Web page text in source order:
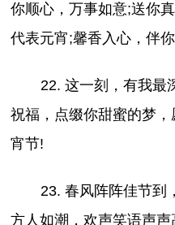
你顺心，万事如意;送你
代表元宵;馨香入心，伴
22. 这一刻，有我最
祝福，点缀你甜蜜的梦
宵节!
23. 春风阵阵佳节到
方人如潮，欢声笑语声